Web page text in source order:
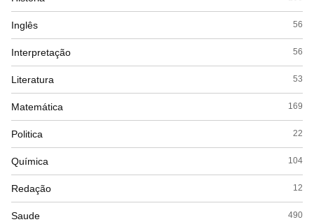
Inglês 56
Interpretação 56
Literatura 53
Matemática 169
Politica 22
Química 104
Redação 12
Saude 490